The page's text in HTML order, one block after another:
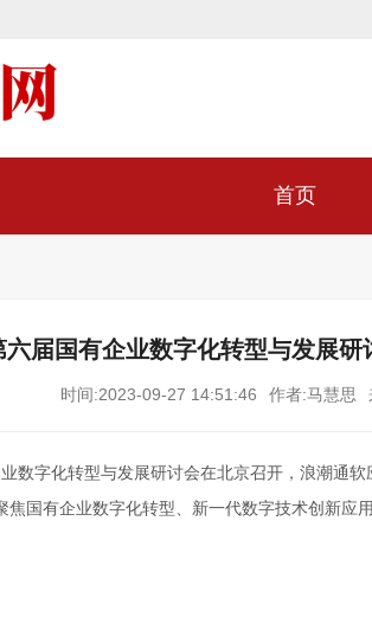
首页
届国有企业数字化转型与发展研
时间:2023-09-27 14:51:46 作者:马慧思
数字化转型与发展研讨会在北京召开，浪潮通
焦国有企业数字化转型、新一代数字技术创新应